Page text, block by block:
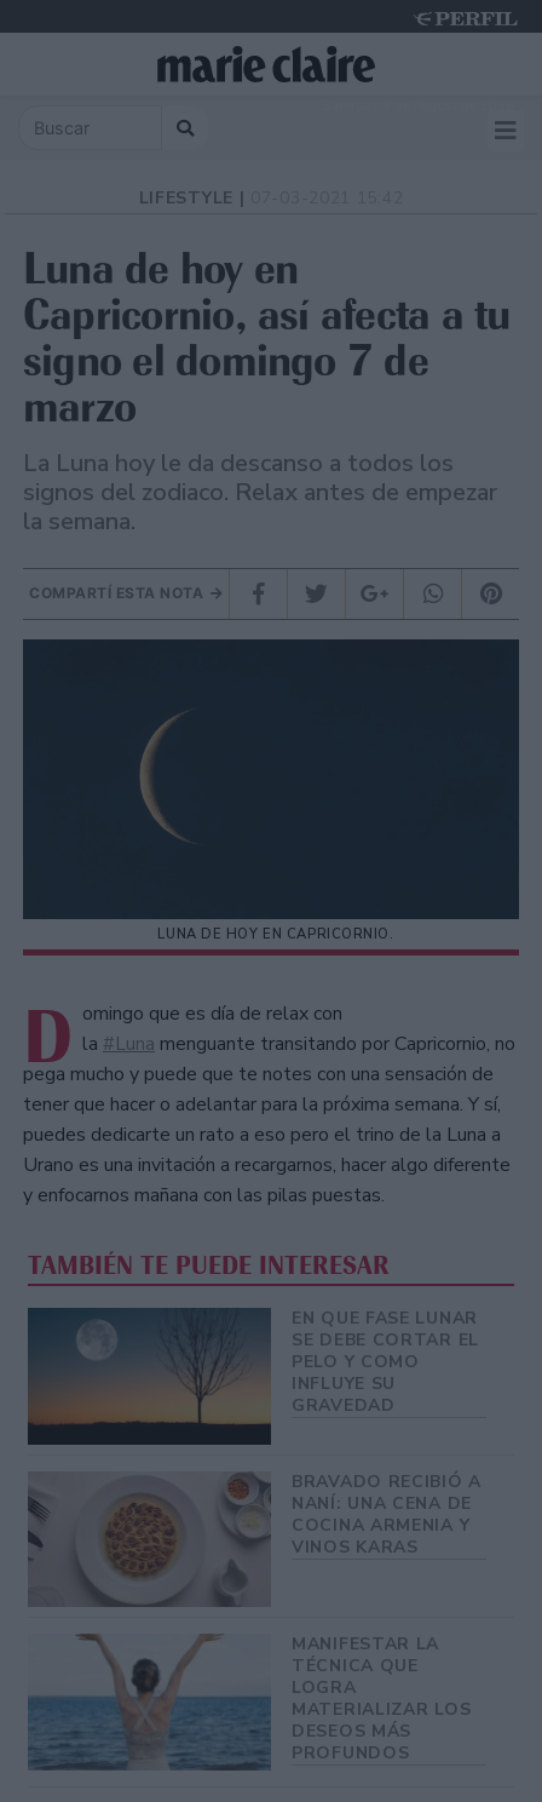
LIFESTYLE |
Luna de hoy en
Capricornio, así afecta a tu
signo el domingo 7 de
marzo
La Luna hoy le da descanso a todos los
signos del zodiaco. Relax antes de empezar
la semana.
COMPARTÍ ESTA NOTA
LUNA DE HOY EN CAPRICORNIO.
D omingo que es día de relax con
la #Luna menguante transitando por Capricornio, no
pega mucho y puede que te notes con una sensación de
tener que hacer o adelantar para la próxima semana. Y sí,
puedes dedicarte un rato a eso pero el trino de la Luna a
Urano es una invitación a recargarnos, hacer algo diferente
y enfocarnos mañana con las pilas puestas.
TAMBIÉN TE PUEDE INTERESAR
EN QUE FASE LUNAR
SE DEBE CORTAR EL
PELO Y COMO
INFLUYE SU
GRAVEDAD
BRAVADO RECIBIÓ A
NANÍ: UNA CENA DE
COCINA ARMENIA Y
VINOS KARAS
MANIFESTAR LA
TÉCNICA QUE
LOGRA
MATERIALIZAR LOS
DESEOS MÁS
PROFUNDOS